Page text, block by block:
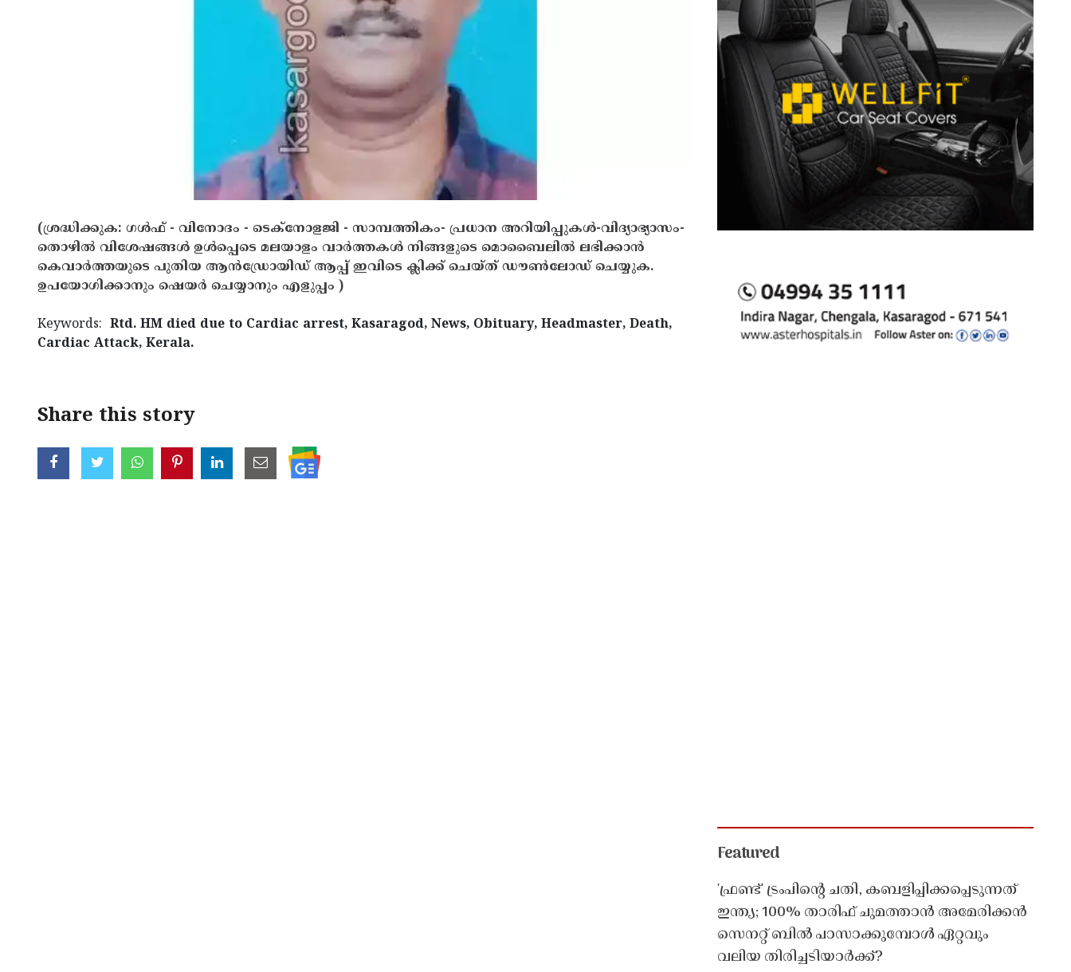
(ശ്രദ്ധിക്കുക: ഗൾഫ് - വിനോദം - ടെക്നോളജി - സാമ്പത്തികം- പ്രധാന അറിയിപ്പുകൾ-വിദ്യാഭ്യാസം-
തൊഴിൽ വിശേഷങ്ങൾ ഉൾപ്പെടെ മലയാളം വാർത്തകൾ നിങ്ങളുടെ മൊബൈലിൽ ലഭിക്കാൻ
കെവാർത്തയുടെ പുതിയ ആൻഡ്രോയിഡ് ആപ്പ് ഇവിടെ ക്ലിക്ക് ചെയ്ത് ഡൗൺലോഡ് ചെയ്യുക.
ഉപയോഗിക്കാനും ഷെയർ ചെയ്യാനും എളുപ്പം )
Keywords: Rtd. HM died due to Cardiac arrest, Kasaragod, News, Obituary, Headmaster, Death,
Cardiac Attack, Kerala.
Share this story
Featured
'ഫ്രണ്ട്' ട്രംപിന്റെ ചതി, കബളിപ്പിക്കപ്പെടുന്നത്
ഇന്ത്യ; 100% താരിഫ് ചുമത്താൻ അമേരിക്കൻ
സെനറ്റ് ബിൽ പാസാക്കുമ്പോൾ ഏറ്റവും
വലിയ തിരിച്ചടിയാർക്ക്?